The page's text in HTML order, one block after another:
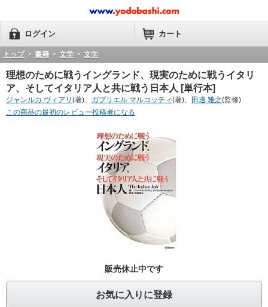
ログイン カート
トップ > 書籍 > 文学 > 文学
理想のために戦うイングランド、現実のために戦うイタリ
ア、そしてイタリア人と共に戦う日本人 [単行本]
ジャンルカ ヴィアリ (著)、 ガブリエル マルコッティ(著)、 田邊 雅之(監修)
この商品の最初のレビュー投稿者になる
販売休止中です
お気に入りに登録